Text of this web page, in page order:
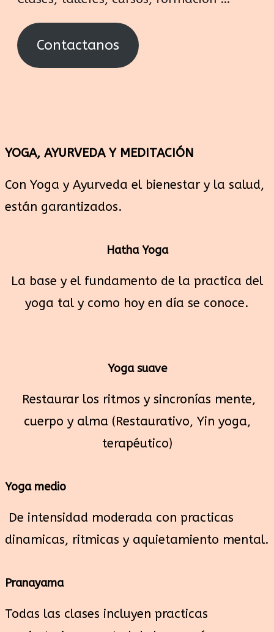
Contactanos
YOGA, AYURVEDA Y MEDITACIÓN
Con Yoga y Ayurveda el bienestar y la salud,
están garantizados.
Hatha Yoga
La base y el fundamento de la practica del
yoga tal y como hoy en día se conoce.
Yoga suave
Restaurar los ritmos y sincronías mente,
cuerpo y alma (Restaurativo, Yin yoga,
terapéutico)
Yoga medio
De intensidad moderada con practicas
dinamicas, ritmicas y aquietamiento mental.
Pranayama
Todas las clases incluyen practicas